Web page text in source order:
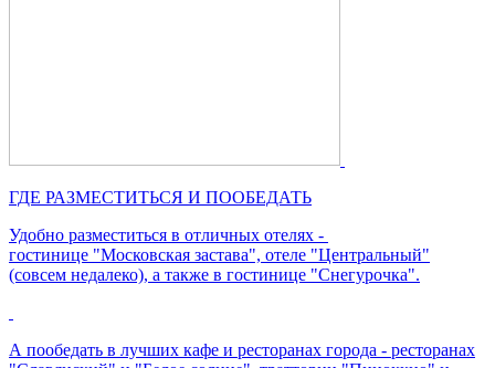
ГДЕ РАЗМЕСТИТЬСЯ И ПООБЕДАТЬ
Удобно разместиться в отличных отелях -
гостинице "Московская застава", отеле "Центральный"
(совсем недалеко), а также в гостинице "Снегурочка".
А пообедать в лучших кафе и ресторанах города - ресторанах